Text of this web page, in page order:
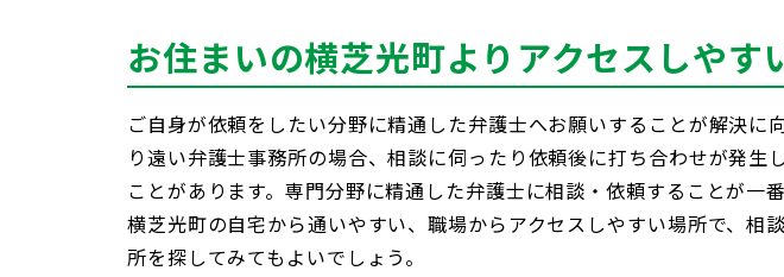
お住まいの横芝光町よりアクセスしやす
ご自身が依頼をしたい分野に精通した弁護士へお願いすることが解決に
り遠い弁護士事務所の場合、相談に伺ったり依頼後に打ち合わせが発生
ことがあります。専門分野に精通した弁護士に相談・依頼することが一
横芝光町の自宅から通いやすい、職場からアクセスしやすい場所で、相
所を探してみてもよいでしょう。